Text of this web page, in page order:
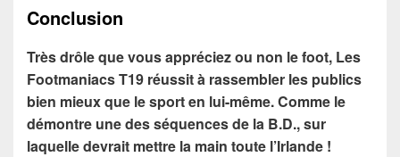
Conclusion
Très drôle que vous appréciez ou non le foot, Les
Footmaniacs T19 réussit à rassembler les publics
bien mieux que le sport en lui-même. Comme le
démontre une des séquences de la B.D., sur
laquelle devrait mettre la main toute l’Irlande !